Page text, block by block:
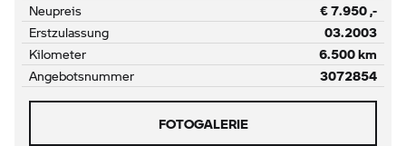
Neupreis € 7.950 ,-
Erstzulassung 03.2003
Kilometer 6.500 km
Angebotsnummer 3072854
FOTOGALERIE